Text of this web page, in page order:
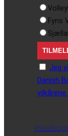
Fyns
Jeg
Danish